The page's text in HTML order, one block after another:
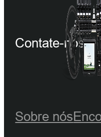
Contate-nos
Sobre nós